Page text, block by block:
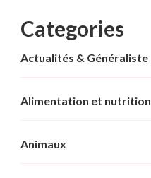
Categories
Actualités & Généraliste
Alimentation et nutrition
Animaux